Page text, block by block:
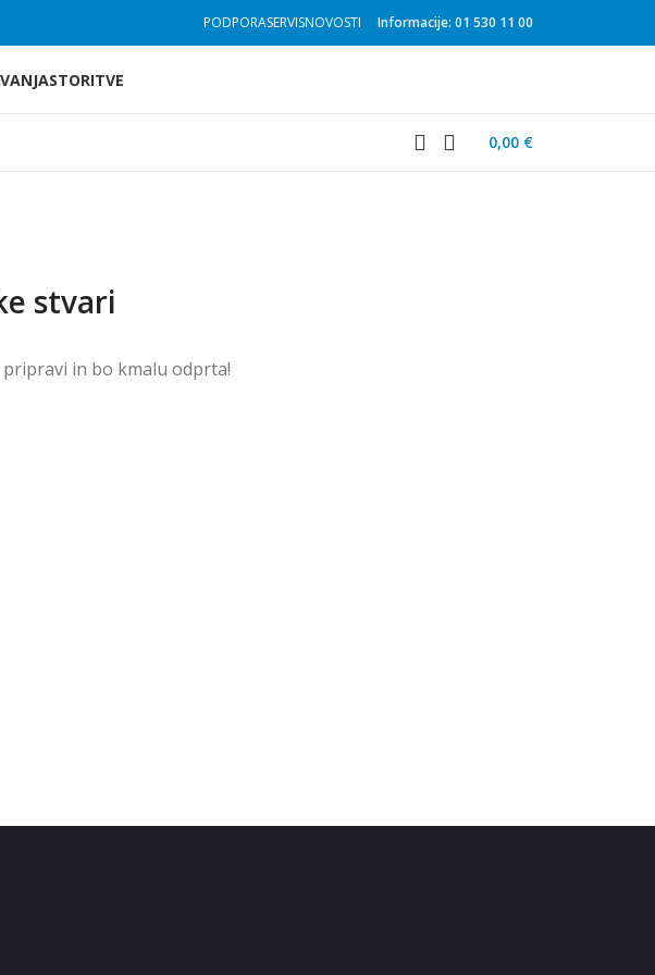
PODPORASERVISNOVOSTI Informacije: 01 530 11 00
STORITVE
0,00 €
stvari
in ​​bo kmalu odprta!